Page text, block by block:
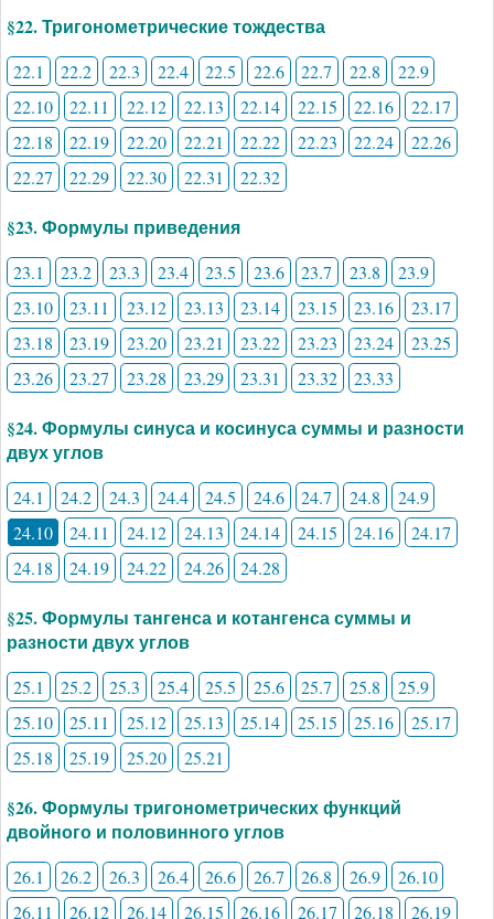
§22. Тригонометрические тождества
22.1 22.2 22.3 22.4 22.5 22.6 22.7 22.8
22.9
22.10
22.11 22.12 22.13 22.14 22.15 22.16
22.17
22.18
22.19 22.20 22.21 22.22 22.23 22.24
22.26
22.27
22.29 22.30 22.31 22.32
§23. Формулы приведения
23.1 23.2 23.3 23.4 23.5 23.6 23.7 23.8
23.9
23.10
23.11 23.12 23.13 23.14 23.15 23.16
23.17
23.18
23.19 23.20 23.21 23.22 23.23 23.24
23.25
23.26
23.27 23.28 23.29 23.31 23.32 23.33
§24. Формулы синуса и косинуса суммы и разности
двух углов
24.1 24.2 24.3 24.4 24.5 24.6 24.7 24.8
24.9
24.10
24.11 24.12 24.13 24.14 24.15 24.16
24.17
24.18
24.19 24.22 24.26 24.28
§25. Формулы тангенса и котангенса суммы и
разности двух углов
25.1 25.2 25.3 25.4 25.5 25.6 25.7 25.8
25.9
25.10
25.11 25.12 25.13 25.14 25.15 25.16
25.17
25.18
25.19 25.20 25.21
§26. Формулы тригонометрических функций
двойного и половинного углов
26.1 26.2 26.3 26.4 26.6 26.7 26.8 26.9
26.10
26.11
26.12 26.14 26.15 26.16 26.17 26.18 26.19